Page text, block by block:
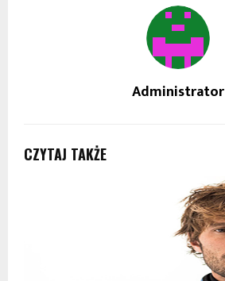
Administrator
CZYTAJ TAKŻE